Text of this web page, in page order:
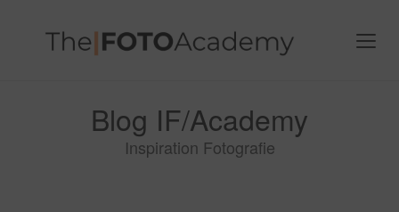
Blog IF/Academy
Inspiration Fotografie